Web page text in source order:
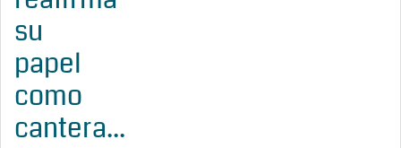
su
papel
como
cantera...